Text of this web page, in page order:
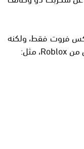
فروت فقط، ولكنه